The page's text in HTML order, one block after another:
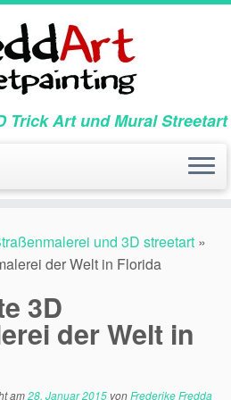
Trick Art und Mural Streetart
und 3D streetart »
der Welt in Florida
3D
der Welt in
am28. Januar 2015 vonFrederike Fredda